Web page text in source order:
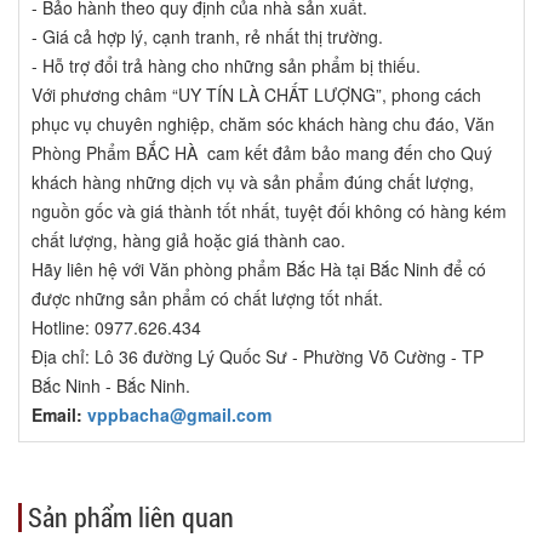
- Bảo hành theo quy định của nhà sản xuất.
- Giá cả hợp lý, cạnh tranh, rẻ nhất thị trường.
- Hỗ trợ đổi trả hàng cho những sản phẩm bị thiếu.
Với phương châm “UY TÍN LÀ CHẤT LƯỢNG”, phong cách
phục vụ chuyên nghiệp, chăm sóc khách hàng chu đáo, Văn
Phòng Phẩm BẮC HÀ cam kết đảm bảo mang đến cho Quý
khách hàng những dịch vụ và sản phẩm đúng chất lượng,
nguồn gốc và giá thành tốt nhất, tuyệt đối không có hàng kém
chất lượng, hàng giả hoặc giá thành cao.
Hãy liên hệ với Văn phòng phẩm Bắc Hà tại Bắc Ninh để có
được những sản phẩm có chất lượng tốt nhất.
Hotline: 0977.626.434
Địa chỉ: Lô 36 đường Lý Quốc Sư - Phường Võ Cường - TP
Bắc Ninh - Bắc Ninh.
Email: vppbacha@gmail.com
Sản phẩm liên quan